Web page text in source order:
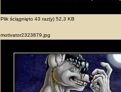
Plik ściągnięto 43 raz(y) 52,3 KB
motivator2323879.jpg